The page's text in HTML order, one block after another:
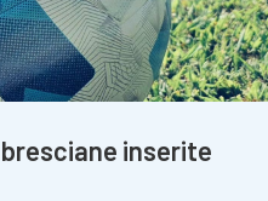
inserite